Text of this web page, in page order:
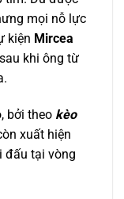
mọi nỗ lực
kiện Mircea
khi ông từ
bởi theo kèo
xuất hiện
đấu tại vòng